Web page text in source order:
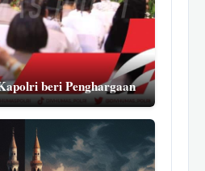
beri Penghargaan